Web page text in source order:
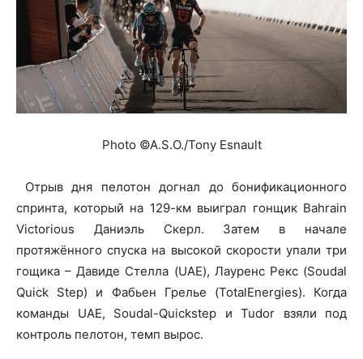
Photo ©A.S.O./Tony Esnault
Отрыв дня пелотон догнал до бонификационного
спринта, который на 129-км выиграл гонщик Bahrain
Victorious Даниэль Скерл. Затем в начале
протяжённого спуска на высокой скорости упали три
гощика – Давиде Стелла (UAE), Лауренс Рекс (Soudal
Quick Step) и Фабьен Грелье (TotalEnergies). Когда
команды UAE, Soudal-Quickstep и Tudor взяли под
контроль пелотон, темп вырос.